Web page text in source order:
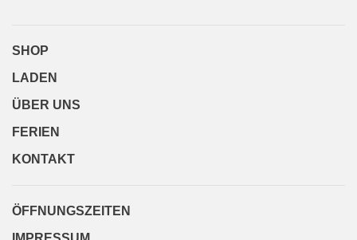
SHOP
LADEN
ÜBER UNS
FERIEN
KONTAKT
ÖFFNUNGSZEITEN